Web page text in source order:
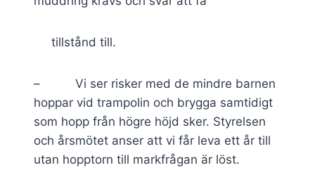
tillstånd till.
– Vi ser risker med de mindre barnen
hoppar vid trampolin och brygga samtidigt
som hopp från högre höjd sker. Styrelsen
och årsmötet anser att vi får leva ett år till
utan hopptorn till markfrågan är löst.